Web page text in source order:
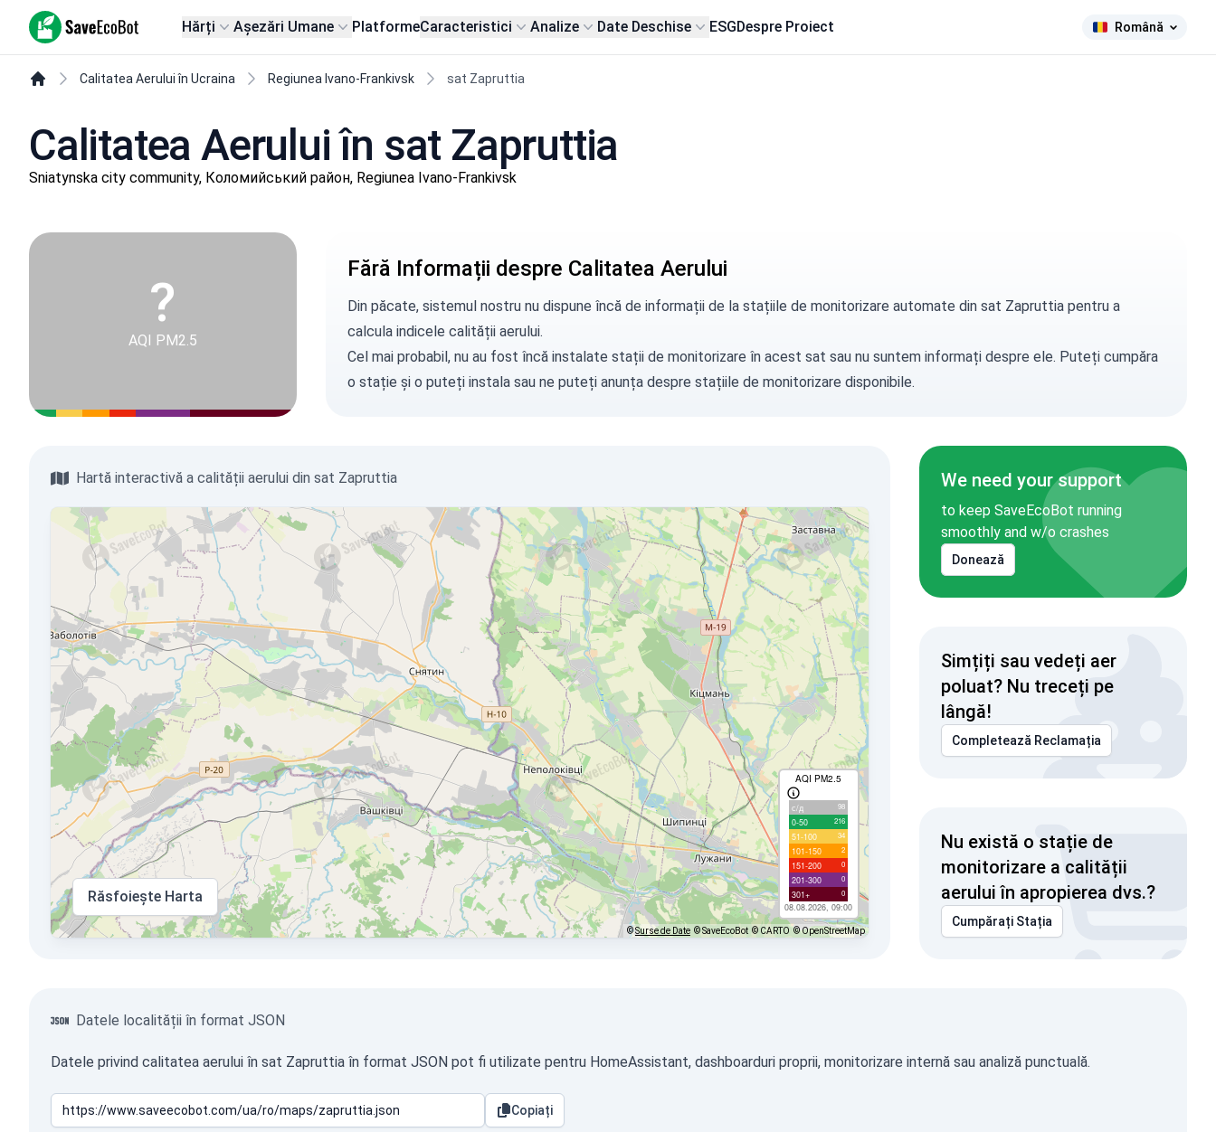
SaveEcoBot Hărți Așezări Umane PlatformeCaracteristici Analize Date Deschise ESGDespre Proiect Română
Calitatea Aerului în Ucraina Regiunea Ivano-Frankivsk sat Zapruttia
Calitatea Aerului în sat Zapruttia
Sniatynska city community, Коломийський район, Regiunea Ivano-Frankivsk
?
AQI PM2.5
Fără Informații despre Calitatea Aerului
Din păcate, sistemul nostru nu dispune încă de informații de la stațiile de monitorizare automate din sat Zapruttia pentru a
calcula indicele calității aerului.
Cel mai probabil, nu au fost încă instalate stații de monitorizare în acest sat sau nu suntem informați despre ele. Puteți cumpăra
o stație și o puteți instala sau ne puteți anunțadespre stațiile de monitorizare disponibile.
Hartă interactivă a calității aerului din sat Zapruttia
AQI PM2.5
с/д 98
0-50 216
51-100 34
101-150 2
151-200 0
201-300 0
301+ 0
08.08.2026, 09:00
Răsfoiește Harta
©Surse de Date © SaveEcoBot © CARTO © OpenStreetMap
We need your support
to keep SaveEcoBot running
smoothly and w/o crashes
Donează
Simțiți sau vedeți aer
poluat? Nu treceți pe
lângă!
Completează Reclamația
Nu există o stație de
monitorizare a calității
aerului în apropierea dvs.?
Cumpărați Stația
Datele localității în format JSON
Datele privind calitatea aerului în sat Zapruttia în format JSON pot fi utilizate pentru HomeAssistant, dashboarduri proprii, monitorizare internă sau analiză punctuală.
Copiați